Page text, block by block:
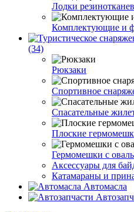
Лодки
Комплектующие и
(34)
Рюкзаки
Спортивное
Спасательные
Плоские
Гермомешки с
Аксессуары для
Катамараны и
Автомасла